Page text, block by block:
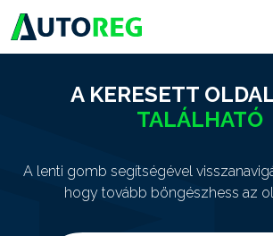
A KERESETT
TALÁLHATÓ
A lenti gomb segítségével
hogy tovább böngészhess az